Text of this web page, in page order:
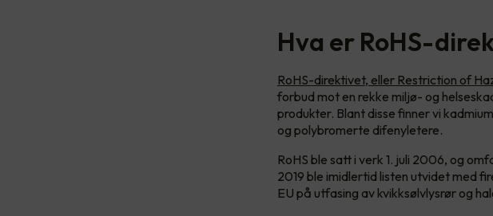
Hva er RoHS-
RoHS-direktivet, eller Restriction of
forbud mot en rekke miljø- og
produkter. Blant disse finner vi
og polybromerte difenyletere.
RoHS ble satt i verk 1. juli 2006, og
2019 ble imidlertid listen utvidet med
EU på utfasing av kvikksølvlysrør og